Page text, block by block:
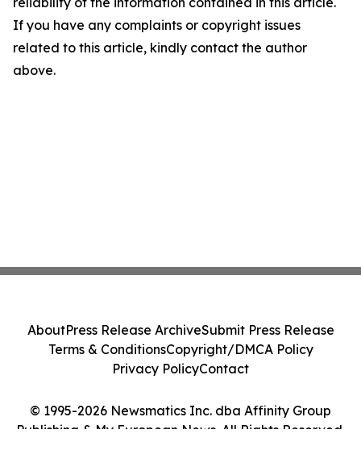
If you have any complaints or copyright issues
related to this article, kindly contact the author
above.
© 1995-2026 Newsmatics Inc. dba Affinity Group
Publishing & My European News. All Rights Reserved.
AboutPress Release ArchiveSubmit Press Release
Terms & ConditionsCopyright/DMCA Policy
Privacy PolicyContact